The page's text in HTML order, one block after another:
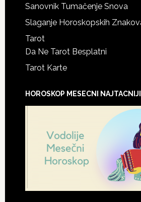
Sanovnik Tumačenje Snova
Slaganje Horoskopskih
Tarot
Da Ne Tarot Besplatni
Tarot Karte
HOROSKOP MESECNI NAJTACNIJI